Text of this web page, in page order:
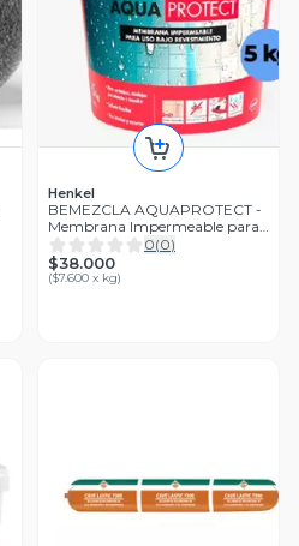
Henkel
BEMEZCLA AQUAPROTECT -
Membrana Impermeable para
uso bajo revestimiento, 5Kg
0(0)
$38.000
($7.600 x kg)